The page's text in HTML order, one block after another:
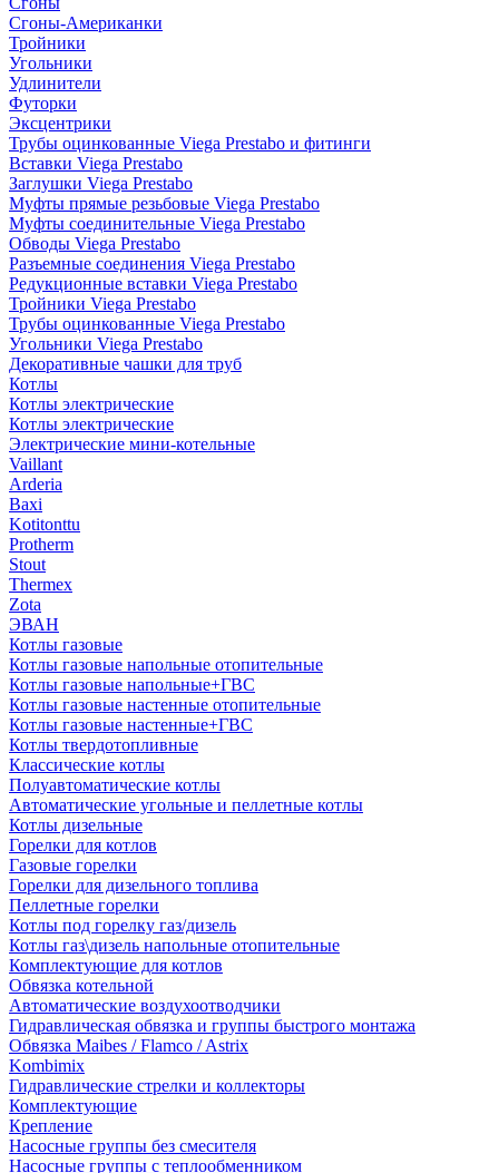
Сгоны-Американки
Тройники
Угольники
Удлинители
Футорки
Эксцентрики
Трубы оцинкованные Viega Prestabo и фитинги
Вставки Viega Prestabo
Заглушки Viega Prestabo
Муфты прямые резьбовые Viega Prestabo
Муфты соединительные Viega Prestabo
Обводы Viega Prestabo
Разъемные соединения Viega Prestabo
Редукционные вставки Viega Prestabo
Тройники Viega Prestabo
Трубы оцинкованные Viega Prestabo
Угольники Viega Prestabo
Декоративные чашки для труб
Котлы
Котлы электрические
Котлы электрические
Электрические мини-котельные
Vaillant
Arderia
Baxi
Kotitonttu
Protherm
Stout
Thermex
Zota
ЭВАН
Котлы газовые
Котлы газовые напольные отопительные
Котлы газовые напольные+ГВС
Котлы газовые настенные отопительные
Котлы газовые настенные+ГВС
Котлы твердотопливные
Классические котлы
Полуавтоматические котлы
Автоматические угольные и пеллетные котлы
Котлы дизельные
Горелки для котлов
Газовые горелки
Горелки для дизельного топлива
Пеллетные горелки
Котлы под горелку газ/дизель
Котлы газ\дизель напольные отопительные
Комплектующие для котлов
Обвязка котельной
Автоматические воздухоотводчики
Гидравлическая обвязка и группы быстрого монтажа
Обвязка Maibes / Flamco / Astrix
Kombimix
Гидравлические стрелки и коллекторы
Комплектующие
Крепление
Насосные группы без смесителя
Насосные группы с теплообменником